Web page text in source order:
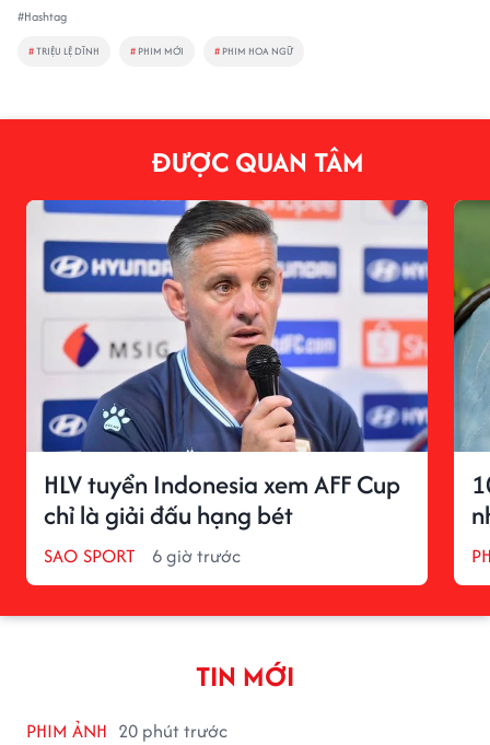
#Hashtag
#TRIỆU LỆ DĨNH # PHIM MỚI # PHIM HOA NGỮ
ĐƯỢC QUAN TÂM
HLV tuyển Indonesia xem AFF Cup
chỉ là giải đấu hạng bét
SAO SPORT 6 giờ trước
TIN MỚI
PHIM ẢNH 20 phút trước